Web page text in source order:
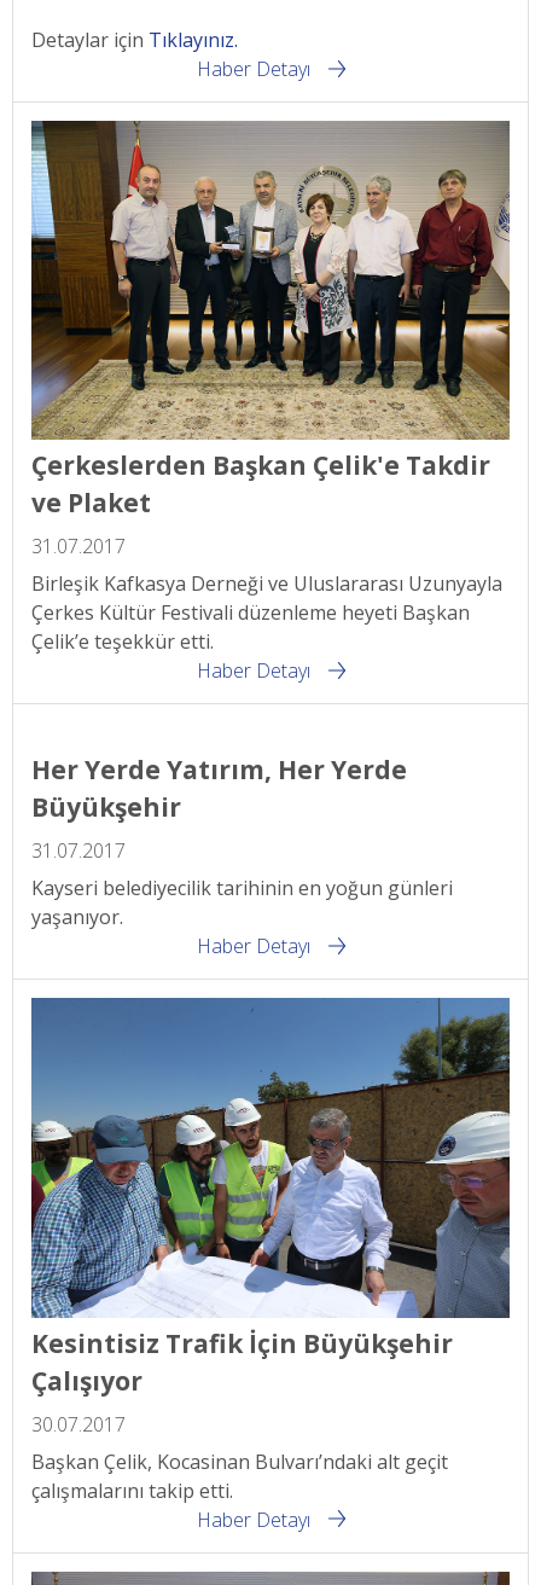
Detaylar için Tıklayınız.
Haber Detayı
Çerkeslerden Başkan Çelik'e Takdir
ve Plaket
31.07.2017
Birleşik Kafkasya Derneği ve Uluslararası Uzunyayla
Çerkes Kültür Festivali düzenleme heyeti Başkan
Çelik’e teşekkür etti.
Haber Detayı
Her Yerde Yatırım, Her Yerde
Büyükşehir
31.07.2017
Kayseri belediyecilik tarihinin en yoğun günleri
yaşanıyor.
Haber Detayı
Kesintisiz Trafik İçin Büyükşehir
Çalışıyor
30.07.2017
Başkan Çelik, Kocasinan Bulvarı’ndaki alt geçit
çalışmalarını takip etti.
Haber Detayı